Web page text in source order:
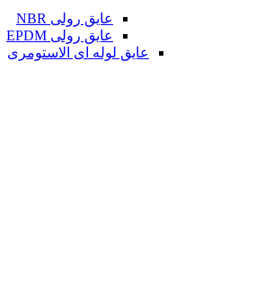
عایق رولی NBR
عایق رولی EPDM
عایق لوله ای الاستومری